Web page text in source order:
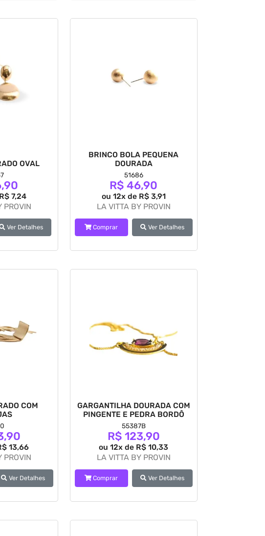
OVAL
7,24
PROVIN
Ver Detalhes
BRINCO BOLA PEQUENA
DOURADA
51686
R$ 46,90
ou 12x de R$ 3,91
LA VITTA BY PROVIN
Comprar Ver Detalhes
COM
13,66
PROVIN
Ver Detalhes
GARGANTILHA DOURADA COM
PINGENTE E PEDRA BORDÔ
55387B
R$ 123,90
ou 12x de R$ 10,33
LA VITTA BY PROVIN
Comprar Ver Detalhes